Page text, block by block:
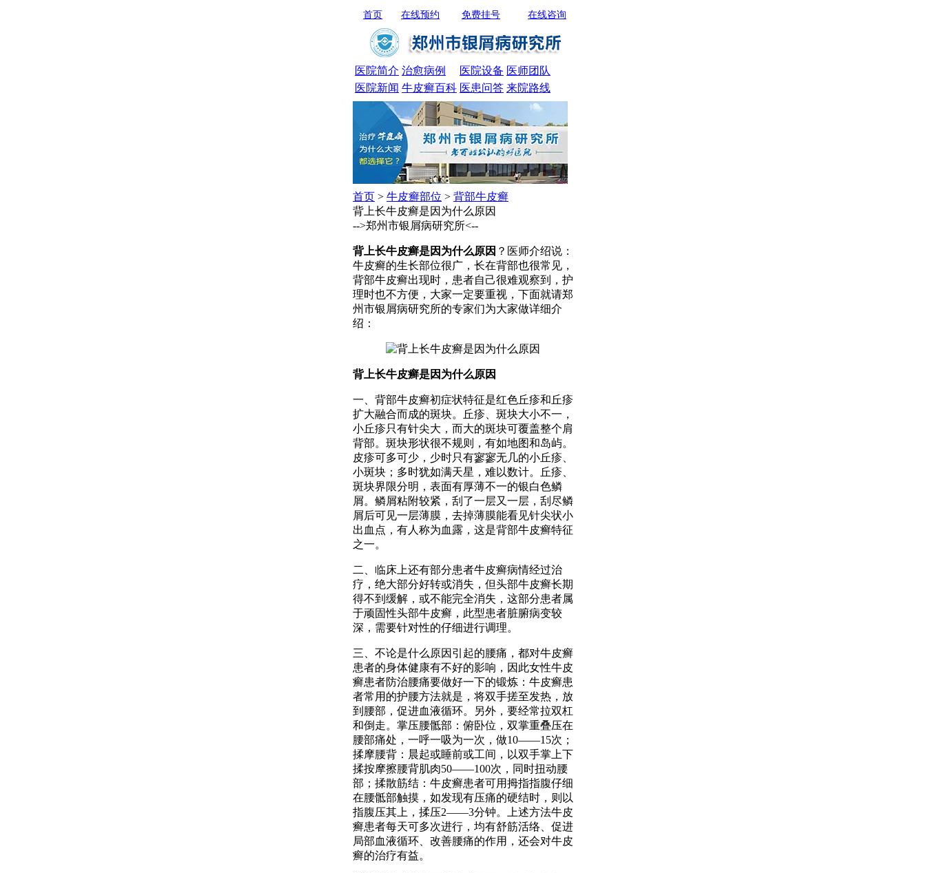
首页 在线咨询
免费挂号
在线预约
医院简介 治愈病例 医院设备 医师团队
医院新闻 牛皮癣百科 医患问答 来院路线
首页 > 牛皮癣部位 > 背部牛皮癣
背上长牛皮癣是因为什么原因
-->郑州市银屑病研究所<--
背上长牛皮癣是因为什么原因 ？医师介绍说：
牛皮癣的生长部位很广，长在背部也很常见，
背部牛皮癣出现时，患者自己很难观察到，护
理时也不方便，大家一定要重视，下面就请郑
州市银屑病研究所的专家们为大家做详细介
绍：
背上长牛皮癣是因为什么原因
一、背部牛皮癣初症状特征是红色丘疹和丘疹
扩大融合而成的斑块。丘疹、斑块大小不一，
小丘疹只有针尖大，而大的斑块可覆盖整个肩
背部。斑块形状很不规则，有如地图和岛屿。
皮疹可多可少，少时只有寥寥无几的小丘疹、
小斑块；多时犹如满天星，难以数计。丘疹、
斑块界限分明，表面有厚薄不一的银白色鳞
屑。鳞屑粘附较紧，刮了一层又一层，刮尽鳞
屑后可见一层薄膜，去掉薄膜能看见针尖状小
出血点，有人称为血露，这是背部牛皮癣特征
之一。
二、临床上还有部分患者牛皮癣病情经过治
疗，绝大部分好转或消失，但头部牛皮癣长期
得不到缓解，或不能完全消失，这部分患者属
于顽固性头部牛皮癣，此型患者脏腑病变较
深，需要针对性的仔细进行调理。
三、不论是什么原因引起的腰痛，都对牛皮癣
患者的身体健康有不好的影响，因此女性牛皮
癣患者防治腰痛要做好一下的锻炼：牛皮癣患
者常用的护腰方法就是，将双手搓至发热，放
到腰部，促进血液循环。另外，要经常拉双杠
和倒走。掌压腰骶部：俯卧位，双掌重叠压在
腰部痛处，一呼一吸为一次，做10——15次；
揉摩腰背：晨起或睡前或工间，以双手掌上下
揉按摩擦腰背肌肉50——100次，同时扭动腰
部；揉散筋结：牛皮癣患者可用拇指指腹仔细
在腰骶部触摸，如发现有压痛的硬结时，则以
指腹压其上，揉压2——3分钟。上述方法牛皮
癣患者每天可多次进行，均有舒筋活络、促进
局部血液循环、改善腰痛的作用，还会对牛皮
癣的治疗有益。